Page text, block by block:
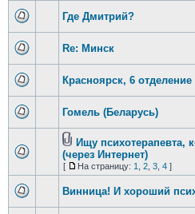
Где Дмитрий?
Re: Минск
Красноярск, 6
Гомель (Беларусь)
Ищу психотерапевта,
(через Интернет)
[ На страницу: 1 2, 3, 4]
Винница! И хороший